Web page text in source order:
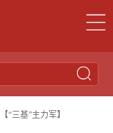
【“三基”主力军】